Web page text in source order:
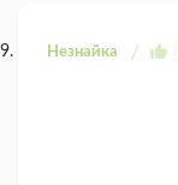
Незнайка